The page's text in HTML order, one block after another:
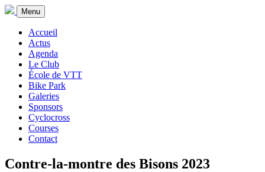
Menu
Accueil
Actus
Agenda
Le Club
École de VTT
Bike Park
Galeries
Sponsors
Cyclocross
Courses
Contact
Contre-la-montre des Bisons 2023